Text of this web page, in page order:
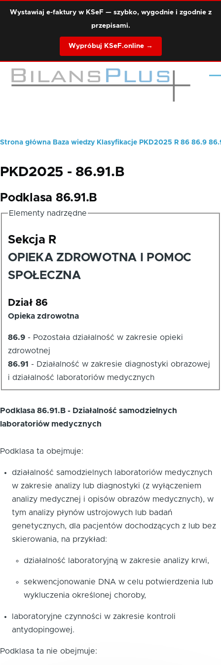
Wystawiaj e-faktury w KSeF — szybko, wygodnie i zgodnie z
przepisami.
Wypróbuj KSeF.online →
Ścieżka
Strona główna Baza wiedzy Klasyfikacje PKD2025 R 86 86.9
PKD2025 - 86.91.B
Podklasa 86.91.B
Elementy nadrzędne
Sekcja R
OPIEKA ZDROWOTNA I POMOC
SPOŁECZNA
Dział 86
Opieka zdrowotna
86.9 - Pozostała działalność w zakresie opieki
zdrowotnej
86.91 - Działalność w zakresie diagnostyki obrazowej
i działalność laboratoriów medycznych
Podklasa 86.91.B - Działalność samodzielnych
laboratoriów medycznych
Podklasa ta obejmuje:
działalność samodzielnych laboratoriów medycznych
w zakresie analizy lub diagnostyki (z wyłączeniem
analizy medycznej i opisów obrazów medycznych), w
tym analizy płynów ustrojowych lub badań
genetycznych, dla pacjentów dochodzących z lub bez
skierowania, na przykład:
działalność laboratoryjną w zakresie analizy krwi,
sekwencjonowanie DNA w celu potwierdzenia lub
wykluczenia określonej choroby,
laboratoryjne czynności w zakresie kontroli
antydopingowej.
Podklasa ta nie obejmuje: